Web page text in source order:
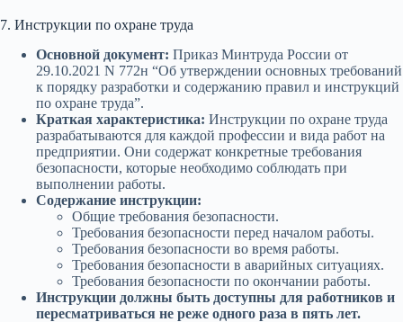
7. Инструкции по охране труда
Основной документ: Приказ Минтруда России от
29.10.2021 N 772н “Об утверждении основных требований
к порядку разработки и содержанию правил и инструкций
по охране труда”.
Краткая характеристика: Инструкции по охране труда
разрабатываются для каждой профессии и вида работ на
предприятии. Они содержат конкретные требования
безопасности, которые необходимо соблюдать при
выполнении работы.
Содержание инструкции:
Общие требования безопасности.
Требования безопасности перед началом работы.
Требования безопасности во время работы.
Требования безопасности в аварийных ситуациях.
Требования безопасности по окончании работы.
Инструкции должны быть доступны для работников и
пересматриваться не реже одного раза в пять лет.